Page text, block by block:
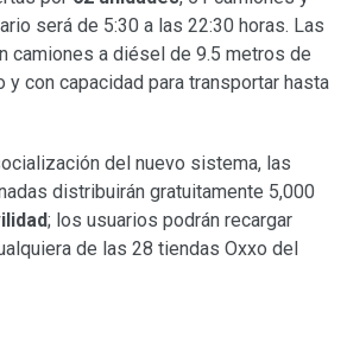
será de 5:30 a las 22:30 horas. Las
camiones a diésel de 9.5 metros de
y con capacidad para transportar hasta
del nuevo sistema, las
distribuirán gratuitamente 5,000
; los usuarios podrán recargar
de las 28 tiendas Oxxo del